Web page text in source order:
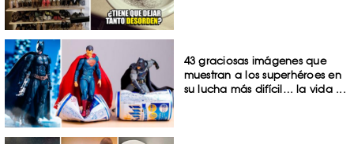
43 graciosas imágenes que
muestran a los superhéroes en
su lucha más difícil… la vida ...